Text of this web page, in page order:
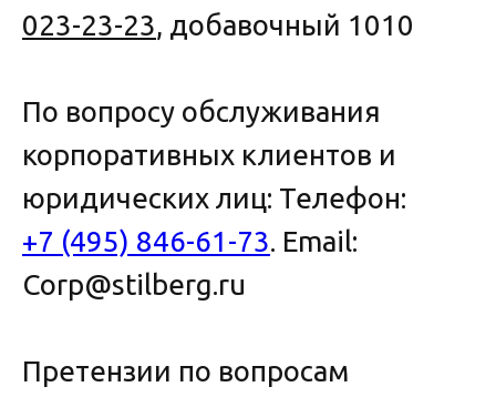
023-23-23, добавочный 1010
По вопросу обслуживания
корпоративных клиентов и
юридических лиц: Телефон:
+7 (495) 846-61-73. Email:
Corp@stilberg.ru
Претензии по вопросам